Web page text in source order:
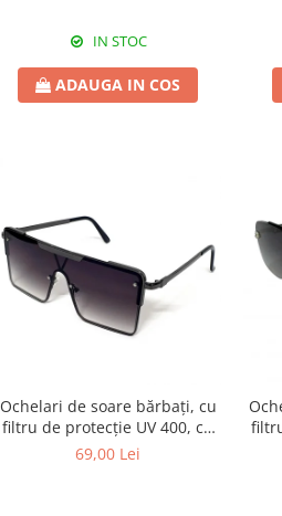
IN STOC
ADAUGA IN COS
Ochelari de soare bărbați, cu
filtru de protecție UV 400, cu
toc cadou, OSB18
69,00 Lei